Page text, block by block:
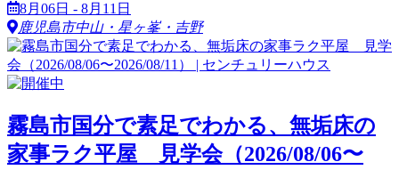
8月06日 - 8月11日
鹿児島市中山・星ヶ峯・吉野
霧島市国分で素足でわかる、無垢床の
家事ラク平屋 見学会（2026/08/06〜